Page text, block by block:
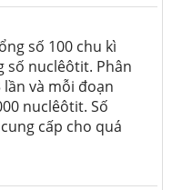
số 100 chu kì
số nuclêôtit. Phân
và mỗi đoạn
nuclêôtit. Số
cấp cho quá